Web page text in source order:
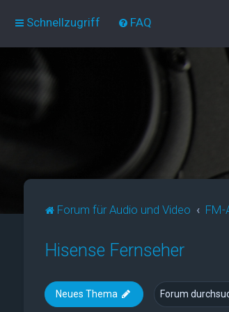
Schnellzugriff FAQ
Forum für Audio und Video FM-
Hisense Fernseher
Neues Thema